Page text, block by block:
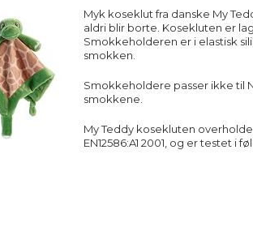
Myk koseklut fra danske My
aldri blir borte. Kosekluten er
Smokkeholderen er i elastisk
smokken.
Smokkeholdere passer ikke til
smokkene.
My Teddy kosekluten
EN12586:A1 2001, og er testet i